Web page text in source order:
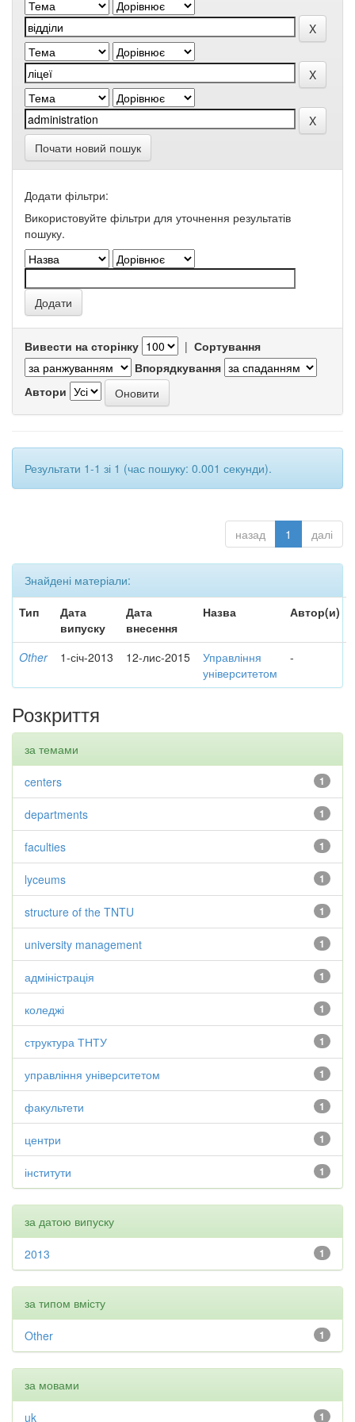
Почати новий пошук
Додати фільтри:
Використовуйте фільтри для уточнення результатів
пошуку.
Вивести на сторінку | Сортування
Впорядкування
Автори
Результати 1-1 зі 1 (час пошуку: 0.001 секунди).
назад 1 далі
Знайдені матеріали:
Тип
Дата
випуску
Дата
внесення
Назва Автор(и)
Other 1-січ-2013 12-лис-2015
Управління
університетом
-
Розкриття
за темами
1
centers
1
departments
1
faculties
1
lyceums
1
structure of the TNTU
1
university management
1
адміністрація
1
коледжі
1
структура ТНТУ
1
управління університетом
1
факультети
1
центри
1
інститути
за датою випуску
1
2013
за типом вмісту
1
Other
за мовами
1
uk